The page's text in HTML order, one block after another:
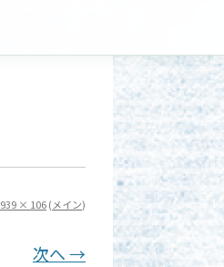
939 × 106( メイン)
次へ →